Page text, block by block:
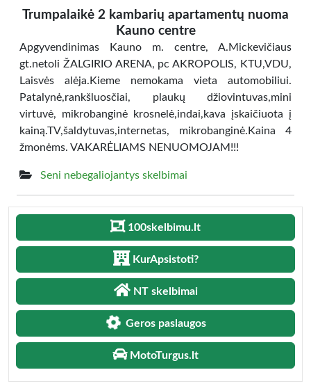
Trumpalaikė 2 kambarių apartamentų nuoma
Kauno centre
Apgyvendinimas Kauno m. centre, A.Mickevičiaus
gt.netoli ŽALGIRIO ARENA, pc AKROPOLIS, KTU,VDU,
Laisvės alėja.Kieme nemokama vieta automobiliui.
Patalynė,rankšluosčiai, plaukų džiovintuvas,mini
virtuvė, mikrobanginė krosnelė,indai,kava įskaičiuota į
kainą.TV,šaldytuvas,internetas, mikrobanginė.Kaina 4
žmonėms. VAKARĖLIAMS NENUOMOJAM!!!
Seni nebegaliojantys skelbimai
100skelbimu.lt
KurApsistoti?
NT skelbimai
Geros paslaugos
MotoTurgus.lt